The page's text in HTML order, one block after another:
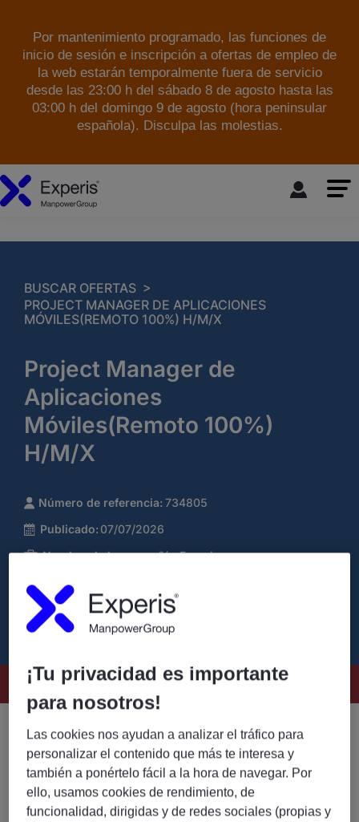
Por mantenimiento programado, las funciones de
inicio de sesión e inscripción a ofertas de empleo de
la web estarán temporalmente fuera de servicio
desde las 23:00 h del sábado 8 de agosto hasta las
03:00 h del domingo 9 de agosto (hora peninsular
española). Disculpa las molestias.
BUSCAR OFERTAS >
PROJECT MANAGER DE APLICACIONES
MÓVILES(REMOTO 100%) H/M/X
Project Manager de
Aplicaciones
Móviles(Remoto 100%)
H/M/X
Número de referencia: 734805
Publicado: 07/07/2026
Nombre de la compañía:Experis
Este puesto ya no está disponible
🚀 Project Manager Senior – Mobile Apps
Buscamos un/aProject Manager Seniorcon
experiencia en la gestión de aplicaciones móviles y
productos digitales para liderar la entrega end-to-end
de una iniciativa global con despliegue internacional.
¡Tu privacidad es importante
para nosotros!
Las cookies nos ayudan a analizar el tráfico para
personalizar el contenido que más te interesa y
también a ponértelo fácil a la hora de navegar. Por
ello, usamos cookies de rendimiento, de
funcionalidad, dirigidas y de redes sociales (propias y